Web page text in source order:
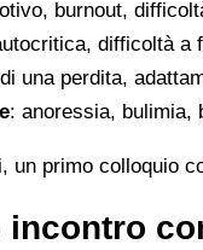
burnout,
difficoltà a
una perdita,
: anoressia, bulimia,
primo colloquio